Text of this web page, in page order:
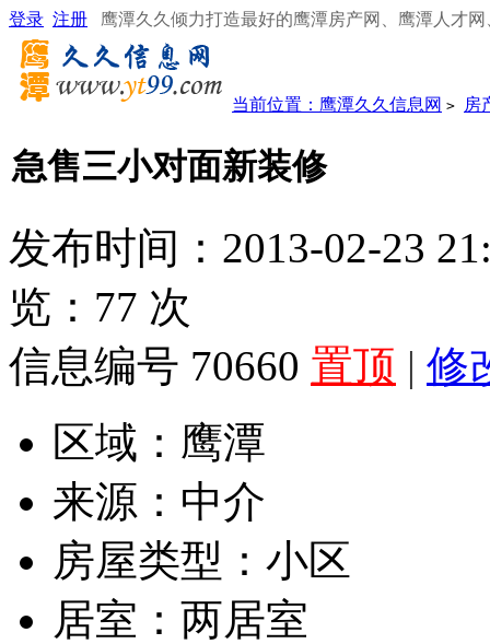
登录 注册 鹰潭久久倾力打造最好的鹰潭房产网、鹰潭人才
当前位置： 鹰潭久久信息网 > 房
急售三小对面新装修
发布时间：2013-02-23
览： 77 次
信息编号 70660 置顶 | 修
区域： 鹰潭
来源： 中介
房屋类型： 小区
居室： 两居室